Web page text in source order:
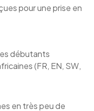
pour une prise en
débutants
(FR, EN, SW,
en très peu de